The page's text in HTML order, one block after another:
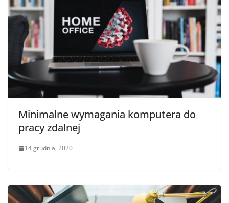
Minimalne wymagania komputera do
pracy zdalnej
14 grudnia, 2020